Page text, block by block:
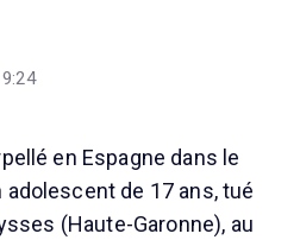
en Espagne dans le
de 17 ans, tué
(Haute-Garonne), au